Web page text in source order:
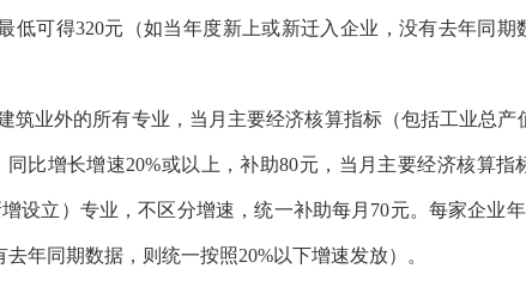
低可得320元（如当年度新上或新迁入企业，没有去年同期
业外的所有专业，当月主要经济核算指标（包括工业总产
比增长增速20%或以上，补助80元，当月主要经济核算指
设立）专业，不区分增速，统一补助每月70元。每家企业
年同期数据，则统一按照20%以下增速发放）。